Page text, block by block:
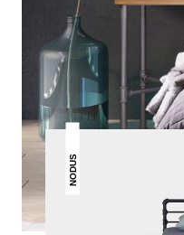
THIS MAY
NODUS